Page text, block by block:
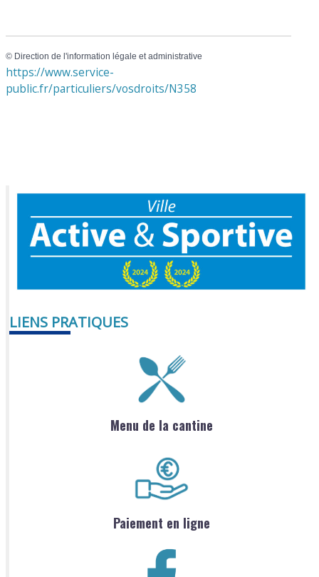
© Direction de l'information légale et administrative
https://www.service-
public.fr/particuliers/vosdroits/N358
LIENS PRATIQUES
Menu de la cantine
Paiement en ligne